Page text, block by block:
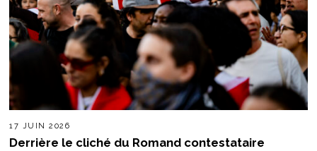
17 JUIN 2026
Derrière le cliché du Romand contestataire